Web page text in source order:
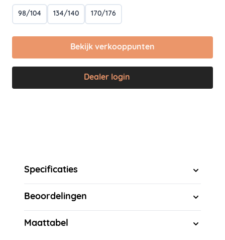
98/104 134/140 170/176
Bekijk verkooppunten
Dealer login
Specificaties
Beoordelingen
Maattabel